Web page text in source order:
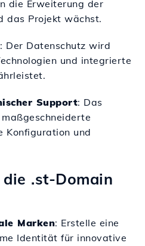
die Erweiterung der
das Projekt wächst.
: Der Datenschutz wird
und integrierte
Support: Das
Konfiguration und
.st-Domain
Marken: Erstelle eine
Identität für innovative